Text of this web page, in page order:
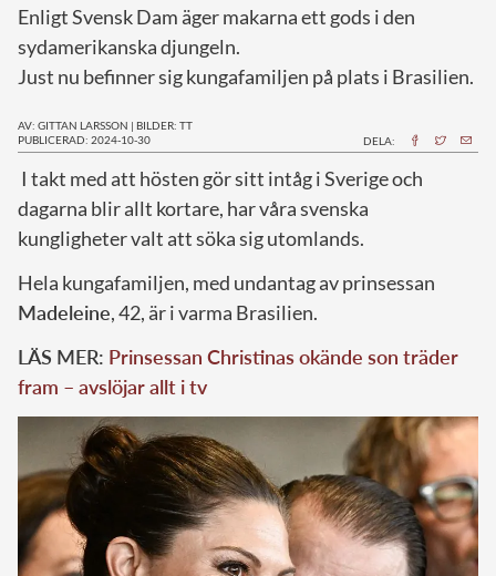
Enligt Svensk Dam äger makarna ett gods i den
sydamerikanska djungeln.
Just nu befinner sig kungafamiljen på plats i Brasilien.
AV: GITTAN LARSSON | BILDER: TT
PUBLICERAD: 2024-10-30
DELA:
I takt med att hösten gör sitt intåg i Sverige och
dagarna blir allt kortare, har våra svenska
kungligheter valt att söka sig utomlands.
Hela kungafamiljen, med undantag av prinsessan
Madeleine, 42, är i varma Brasilien.
LÄS MER: Prinsessan Christinas okände son träder
fram – avslöjar allt i tv